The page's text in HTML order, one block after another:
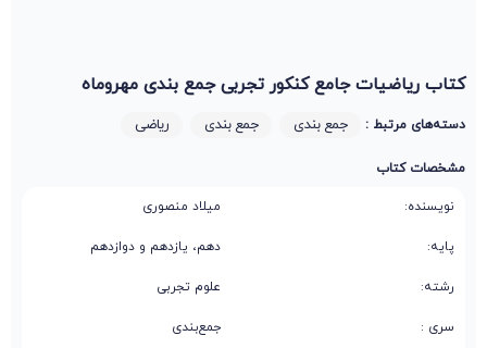
کتاب ریاضیات جامع کنکور تجربی جمع بندی مهروماه
دسته‌های مرتبط : جمع بندی جمع بندی ریاضی
مشخصات کتاب
نویسنده: میلاد منصوری
پایه: دهم، یازدهم و دوازدهم
رشته: علوم تجربی
سری : جمع‌بندی